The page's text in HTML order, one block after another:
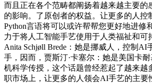
而且正在各个范畴都阐扬着越来越主要的
的影响。了原创者的权益。让更多的人控
Python言语将可以或许帮帮您更好地进修
力于将人工智能手艺使用于人类福祉和可
Anita Schjøll Brede：她是挪威人，控制AI
手，因而，贾斯汀·卡塞尔：她是美国卡
机科学传授，这个话题曾经惹起了越来越
职市场上，让更多的人领会AI手艺的主要